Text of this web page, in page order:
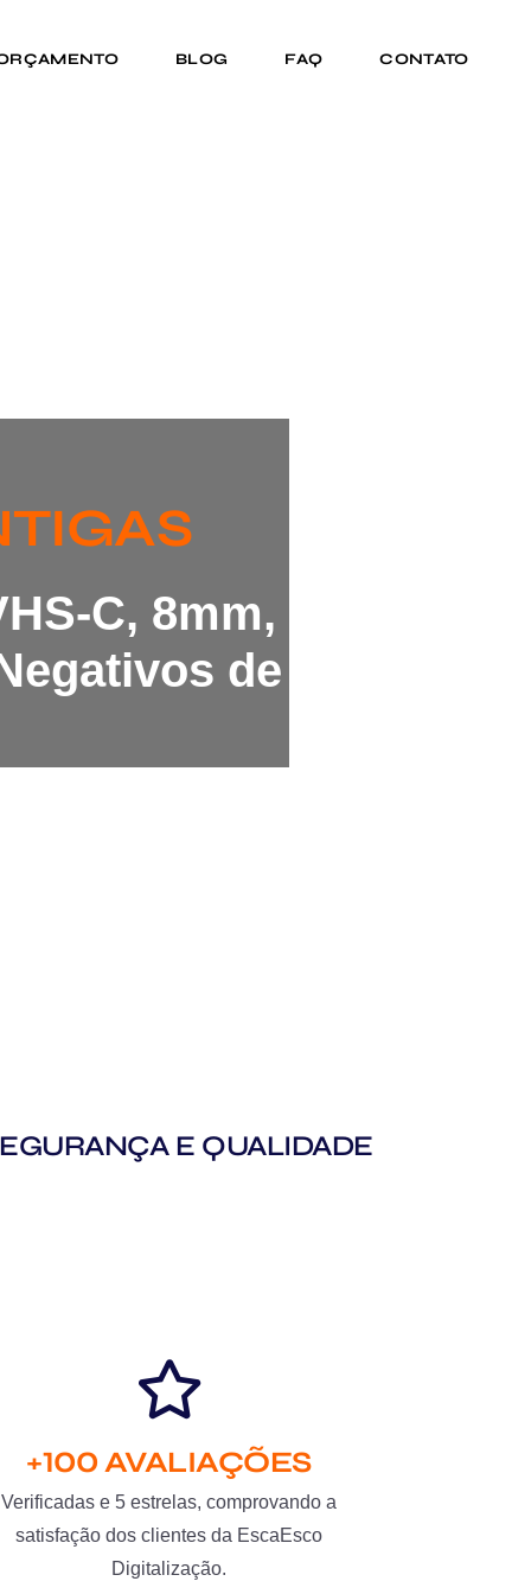
BLOG FAQ CONTATO
C, 8mm,
de
E QUALIDADE
+100 AVALIAÇÕES
Verificadas e 5 estrelas, comprovando a
satisfação dos clientes da EscaEsco
Digitalização.